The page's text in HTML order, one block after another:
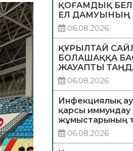
ҚОҒАМДЫҚ
ЕЛ ДАМУЫНЫҢ
06.08.2026
ҚҰРЫЛТАЙ
БОЛАШАҚҚА
ЖАУАПТЫ
06.08.2026
Инфекциялық
қарсы иммундау
жұмыстарының
06.08.2026